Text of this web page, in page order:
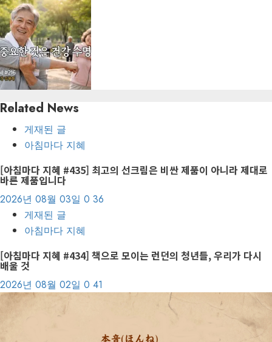
Related News
게재된 글
아침마다 지혜
[아침마다 지혜 #435] 최고의 선크림은 비싼 제품이 아니라 제대로
바른 제품입니다
2026년 08월 03일 0 36
게재된 글
아침마다 지혜
[아침마다 지혜 #434] 책으로 모이는 런던의 청년들, 우리가 다시
배울 것
2026년 08월 02일 0 41